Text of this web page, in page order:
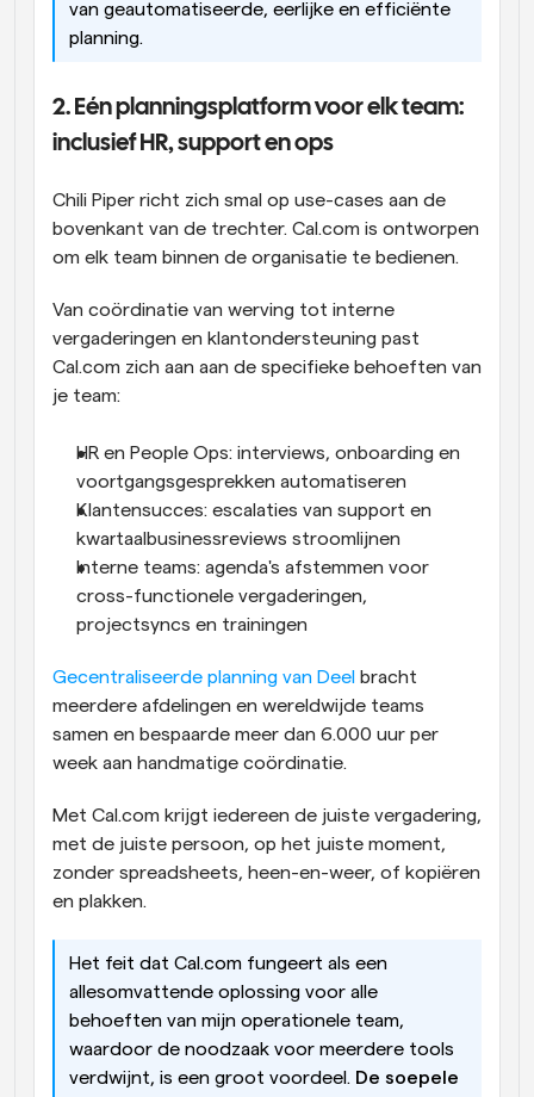
van geautomatiseerde, eerlijke en efficiënte
planning.
2. Eén planningsplatform voor elk team:
inclusief HR, support en ops
Chili Piper richt zich smal op use-cases aan de
bovenkant van de trechter. Cal.com is ontworpen
om elk team binnen de organisatie te bedienen.
Van coördinatie van werving tot interne
vergaderingen en klantondersteuning past
Cal.com zich aan aan de specifieke behoeften van
je team:
HR en People Ops: interviews, onboarding en
voortgangsgesprekken automatiseren
Klantensucces: escalaties van support en
kwartaalbusinessreviews stroomlijnen
Interne teams: agenda's afstemmen voor
cross-functionele vergaderingen,
projectsyncs en trainingen
Gecentraliseerde planning van Deel bracht
meerdere afdelingen en wereldwijde teams
samen en bespaarde meer dan 6.000 uur per
week aan handmatige coördinatie.
Met Cal.com krijgt iedereen de juiste vergadering,
met de juiste persoon, op het juiste moment,
zonder spreadsheets, heen-en-weer, of kopiëren
en plakken.
Het feit dat Cal.com fungeert als een
allesomvattende oplossing voor alle
behoeften van mijn operationele team,
waardoor de noodzaak voor meerdere tools
verdwijnt, is een groot voordeel. De soepele